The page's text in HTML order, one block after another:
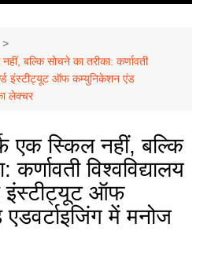
बल्कि सोचने का तरीका: कर्णावती
इंस्टीट्यूट ऑफ कम्युनिकेशन एंड
लेक्चर
एक स्किल नहीं, बल्कि
विश्वविद्यालय
इंस्टीट्यूट ऑफ
में मनोज